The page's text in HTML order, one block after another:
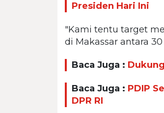
Presiden Hari Ini
"Kami tentu target
di Makassar antara
Baca Juga :
Baca Juga : PDIP
DPR RI